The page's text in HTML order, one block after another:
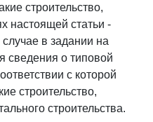
строительство,
настоящей статьи -
в задании на
сведения о типовой
с которой
строительство,
строительства.